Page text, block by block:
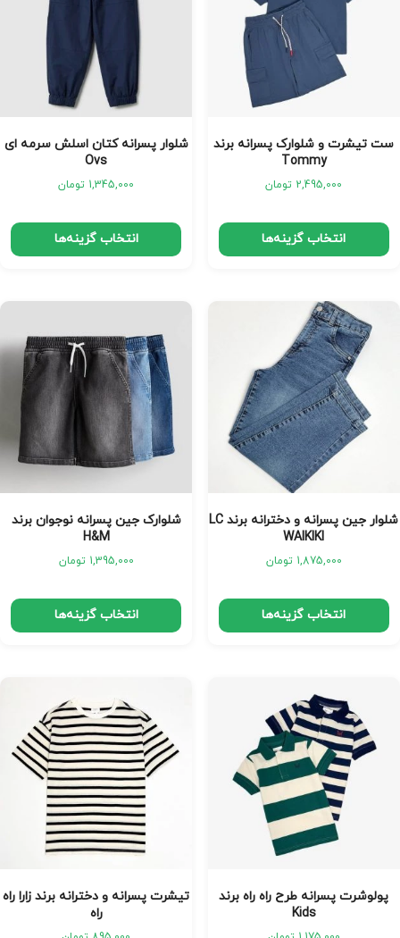
ست تیشرت و شلوارک پسرانه برند
Tommy
2,495,000 تومان
انتخاب گزینه‌ها
شلوار پسرانه کتان اسلش سرمه ای
Ovs
1,345,000 تومان
انتخاب گزینه‌ها
شلوار جین پسرانه و دخترانه برند LC
WAIKIKI
1,875,000 تومان
انتخاب گزینه‌ها
شلوارک جین پسرانه نوجوان برند
H&M
1,395,000 تومان
انتخاب گزینه‌ها
پولوشرت پسرانه طرح راه راه برند
Kids
تیشرت پسرانه و دخترانه برند زارا راه
راه